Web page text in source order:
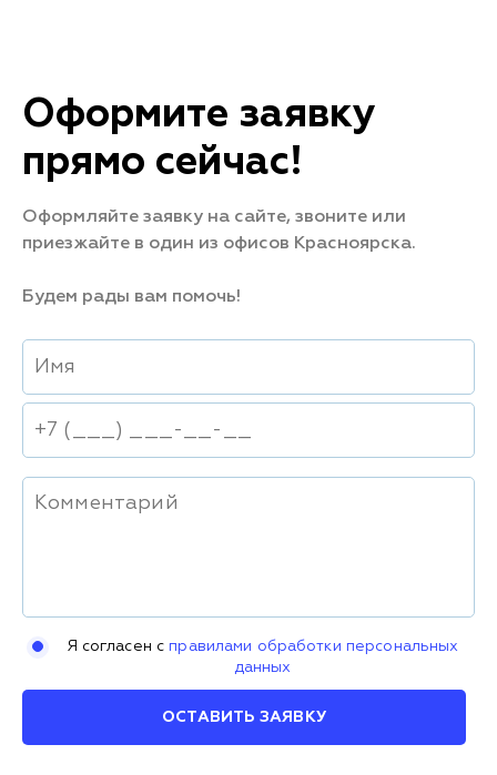
Оформите заявку
прямо сейчас!
Оформляйте заявку на сайте, звоните или
приезжайте в один из офисов Красноярска.
Будем рады вам помочь!
Я согласен с правилами обработки персональных
данных
ОСТАВИТЬ ЗАЯВКУ